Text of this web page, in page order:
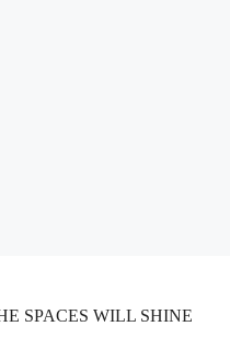
SPACES WILL SHINE